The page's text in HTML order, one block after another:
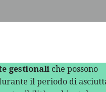
gestionali che possono
il periodo di